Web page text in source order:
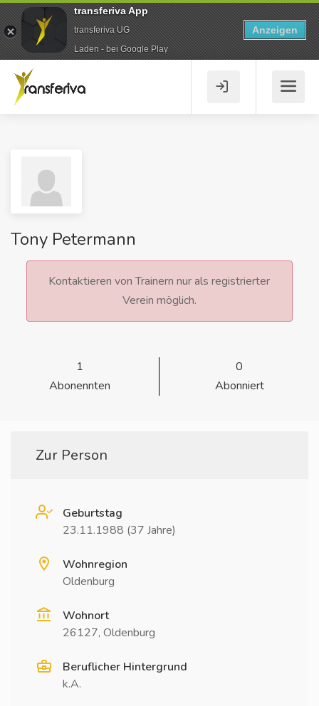
Tony Petermann
Kontaktieren von Trainern nur als registrierter
Verein möglich.
1
Abonennten
0
Abonniert
Zur Person
Geburtstag
23.11.1988 (37 Jahre)
Wohnregion
Oldenburg
Wohnort
26127, Oldenburg
Beruflicher Hintergrund
k.A.
transferiva App
transferiva UG
Laden - bei Google Play
Anzeigen